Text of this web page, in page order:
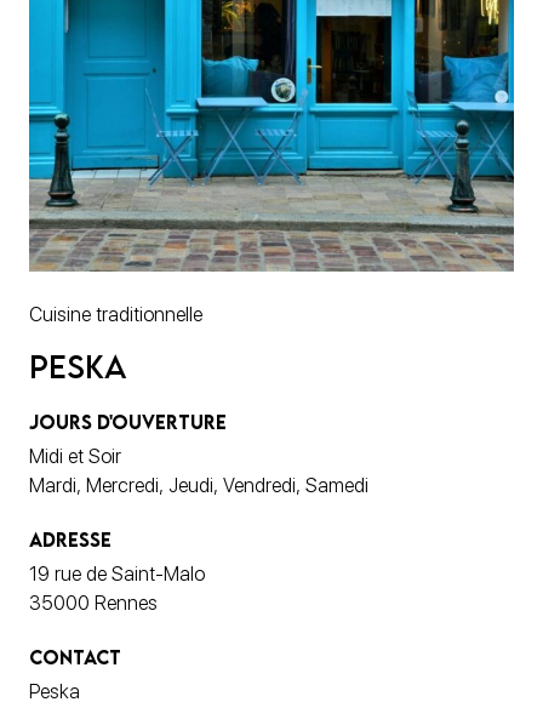
Cuisine traditionnelle
Peska
JOURS D'OUVERTURE
Midi et Soir
Mardi, Mercredi, Jeudi, Vendredi, Samedi
ADRESSE
19 rue de Saint-Malo
35000 Rennes
CONTACT
Peska